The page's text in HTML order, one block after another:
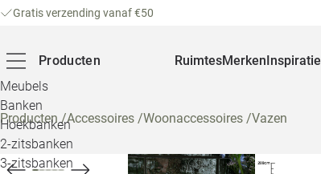
Gratis verzending vanaf €50
Producten
Meubels
Banken
Hoekbanken
2-zitsbanken
3-zitsbanken
RuimtesMerkenInspiratie
Producten/Accessoires /Woonaccessoires /Vazen